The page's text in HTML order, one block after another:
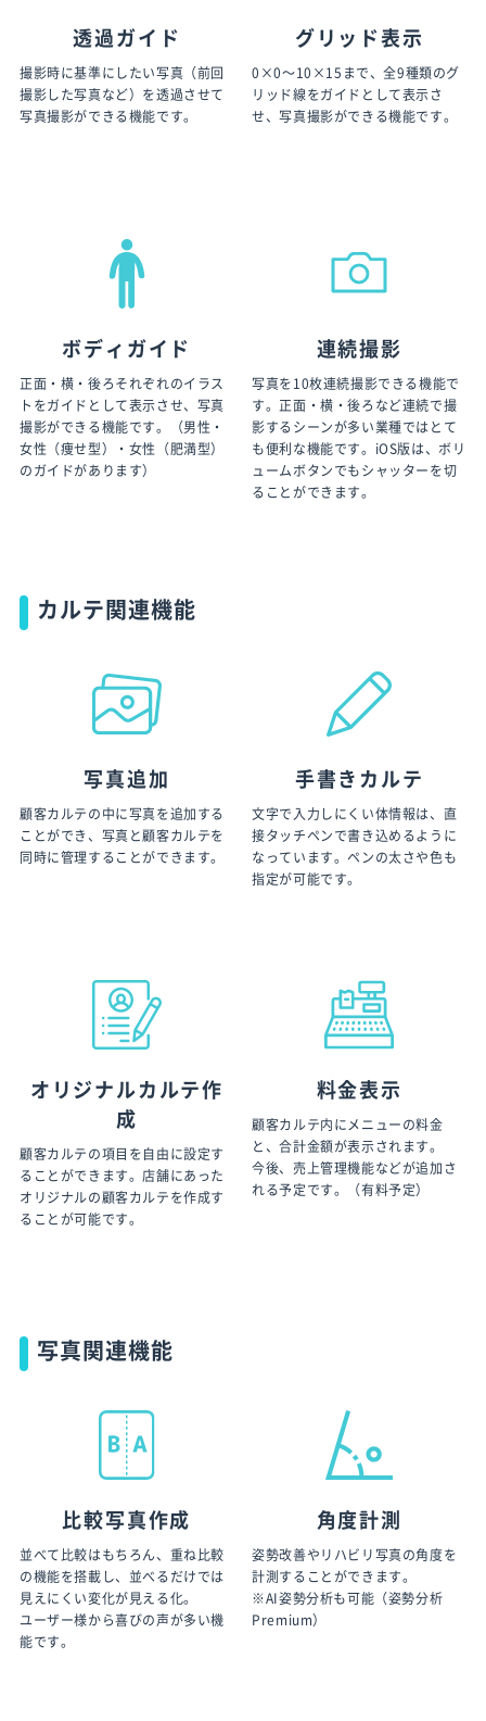
透過ガイド
撮影時に基準にしたい写真（前回
撮影した写真など）を透過させて
写真撮影ができる機能です。
グリッド表示
0×0〜10×15まで、全9種類のグ
リッド線をガイドとして表示さ
せ、写真撮影ができる機能です。
ボディガイド
正面・横・後ろそれぞれのイラス
トをガイドとして表示させ、写真
撮影ができる機能です。（男性・
女性（痩せ型）・女性（肥満型）
のガイドがあります）
連続撮影
写真を10枚連続撮影できる機能で
す。正面・横・後ろなど連続で撮
影するシーンが多い業種ではとて
も便利な機能です。iOS版は、ボリ
ュームボタンでもシャッターを切
ることができます。
カルテ関連機能
写真追加
顧客カルテの中に写真を追加する
ことができ、写真と顧客カルテを
同時に管理することができます。
手書きカルテ
文字で入力しにくい体情報は、直
接タッチペンで書き込めるように
なっています。ペンの太さや色も
指定が可能です。
オリジナルカルテ作
成
顧客カルテの項目を自由に設定す
ることができます。店舗にあった
オリジナルの顧客カルテを作成す
ることが可能です。
料金表示
顧客カルテ内にメニューの料金
と、合計金額が表示されます。
今後、売上管理機能などが追加さ
れる予定です。（有料予定）
写真関連機能
比較写真作成
並べて比較はもちろん、重ね比較
の機能を搭載し、並べるだけでは
見えにくい変化が見える化。
ユーザー様から喜びの声が多い機
能です。
角度計測
姿勢改善やリハビリ写真の角度を
計測することができます。
※AI姿勢分析も可能（姿勢分析
Premium）